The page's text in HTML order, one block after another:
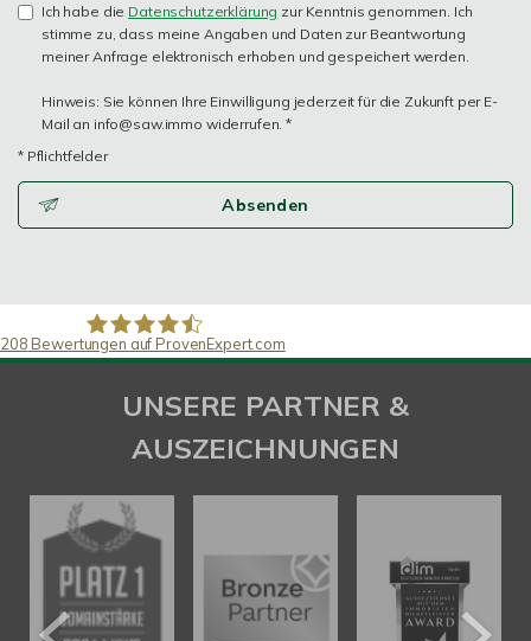
Ich habe die Datenschutzerklärung zur Kenntnis genommen. Ich
stimme zu, dass meine Angaben und Daten zur Beantwortung
meiner Anfrage elektronisch erhoben und gespeichert werden.
Hinweis: Sie können Ihre Einwilligung jederzeit für die Zukunft per E-
Mail an info@saw.immo widerrufen. *
* Pflichtfelder
Absenden
SAW Immobilien
208 Bewertungen auf ProvenExpert.com
UNSERE PARTNER &
AUSZEICHNUNGEN